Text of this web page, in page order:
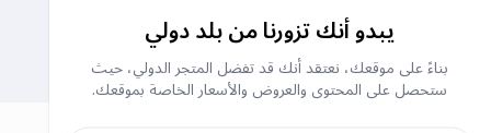
بطاقات الشحن
المتحدة)
بطاقات الشحن
يبدو أنك تزورنا من بلد دولي
بناءً على موقعك، نعتقد أنك قد تفضل المتجر الدولي، حيث
ستحصل على المحتوى والعروض والأسعار الخاصة بموقعك.